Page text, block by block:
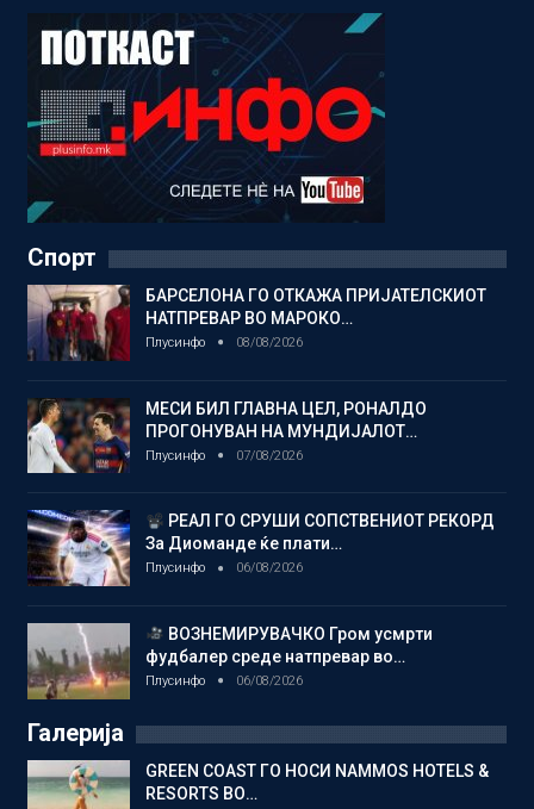
Спорт
БАРСЕЛОНА ГО ОТКАЖА ПРИЈАТЕЛСКИОТ
НАТПРЕВАР ВО МАРОКО…
Плусинфо 08/08/2026
МЕСИ БИЛ ГЛАВНА ЦЕЛ, РОНАЛДО
ПРОГОНУВАН НА МУНДИЈАЛОТ…
Плусинфо 07/08/2026
РЕАЛ ГО СРУШИ СОПСТВЕНИОТ РЕКОРД
За Диоманде ќе плати…
Плусинфо 06/08/2026
ВОЗНЕМИРУВАЧКО Гром усмрти
фудбалер среде натпревар во…
Плусинфо 06/08/2026
Галерија
GREEN COAST ГО НОСИ NAMMOS HOTELS &
RESORTS ВО…